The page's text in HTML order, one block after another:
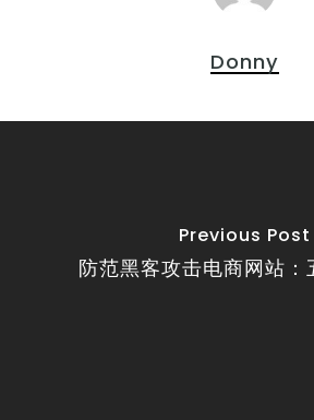
Donny
Previous Post
防范黑客攻击电商网站：